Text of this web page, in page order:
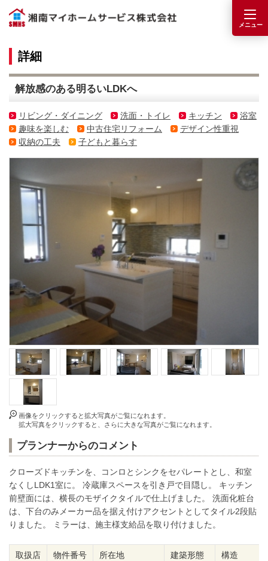
詳細
解放感のある明るいLDKへ
リビング・ダイニング 洗面・トイレ キッチン
浴室
趣味を楽しむ
中古住宅リフォーム
デザイン性重視
収納の工夫
子どもと暮らす
画像をクリックすると拡大写真がご覧になれます。
拡大写真をクリックすると、さらに大きな写真がご覧になれます。
プランナーからのコメント
クローズドキッチンを、コンロとシンクをセパレートとし、和室
なくしLDK1室に。 冷蔵庫スペースを引き戸で目隠し。 キッチン
前壁面には、横長のモザイクタイルで仕上げました。 洗面化粧台
は、下台のみメーカー品を据え付けアクセントとしてタイル2段貼
りました。 ミラーは、施主様支給品を取り付けました。
取扱店 物件番号 所在地 建築形態 構造